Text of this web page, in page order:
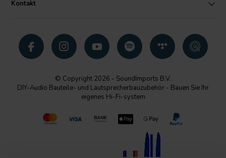
Kontakt
© Copyright 2026 - SoundImports B.V.
DIY-Audio Bauteile- und Lautsprecherbauzubehör - Bauen Sie Ihr
eigenes Hi-Fi-system